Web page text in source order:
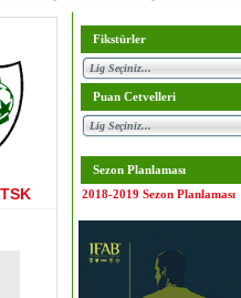
Fikstürler
Puan Cetvelleri
Sezon Planlaması
2018-2019 Sezon Planlaması